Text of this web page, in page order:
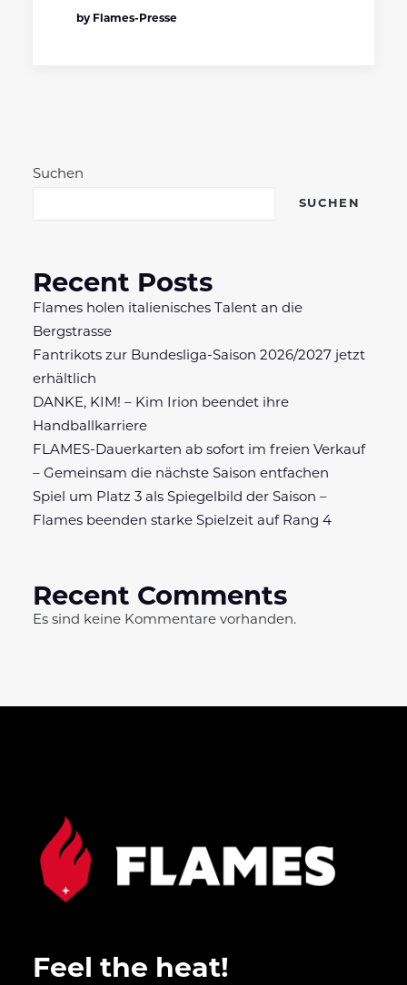
by Flames-Presse
Suchen
SUCHEN
Recent Posts
Flames holen italienisches Talent an die
Bergstrasse
Fantrikots zur Bundesliga-Saison 2026/2027 jetzt
erhältlich
DANKE, KIM! – Kim Irion beendet ihre
Handballkarriere
FLAMES-Dauerkarten ab sofort im freien Verkauf
– Gemeinsam die nächste Saison entfachen
Spiel um Platz 3 als Spiegelbild der Saison –
Flames beenden starke Spielzeit auf Rang 4
Recent Comments
Es sind keine Kommentare vorhanden.
Feel the heat!